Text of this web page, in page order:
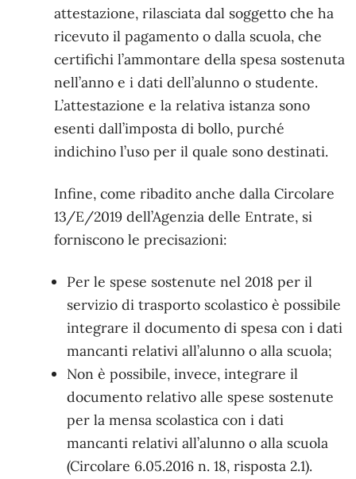
attestazione, rilasciata dal soggetto che ha
ricevuto il pagamento o dalla scuola, che
certifichi l’ammontare della spesa sostenuta
nell’anno e i dati dell’alunno o studente.
L’attestazione e la relativa istanza sono
esenti dall’imposta di bollo, purché
indichino l’uso per il quale sono destinati.
Infine, come ribadito anche dalla Circolare
13/E/2019 dell’Agenzia delle Entrate, si
forniscono le precisazioni:
Per le spese sostenute nel 2018 per il
servizio di trasporto scolastico è possibile
integrare il documento di spesa con i dati
mancanti relativi all’alunno o alla scuola;
Non è possibile, invece, integrare il
documento relativo alle spese sostenute
per la mensa scolastica con i dati
mancanti relativi all’alunno o alla scuola
(Circolare 6.05.2016 n. 18, risposta 2.1).